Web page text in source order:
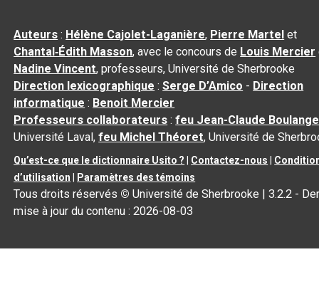
Auteurs : Hélène Cajolet-Laganière, Pierre Martel et
Chantal‑Édith Masson, avec le concours de Louis Mercier
Nadine Vincent, professeurs, Université de Sherbrooke
Direction lexicographique :Serge D’Amico - Direction
informatique : Benoit Mercier
Professeurs collaborateurs :feu Jean-Claude
Université Laval,feu Michel Théoret, Université de
Qu’est-ce que le dictionnaire Usito ? Contactez-nous
d’utilisation
Paramètres des témoins
Tous droits réservés © Université de Sherbrooke |3.2.2 -
mise à jour du contenu :2026-08-03